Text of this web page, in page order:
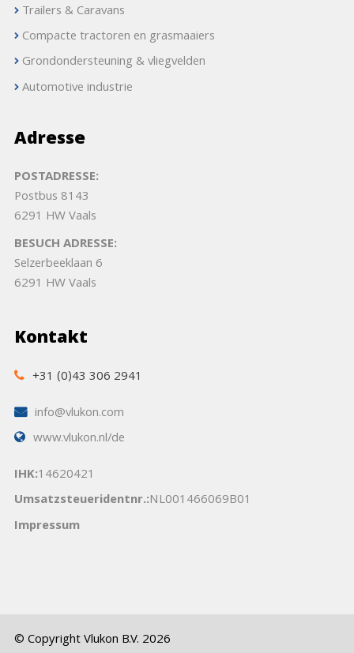
Trailers & Caravans
Compacte tractoren en grasmaaiers
Grondondersteuning & vliegvelden
Automotive industrie
Adresse
POSTADRESSE:
Postbus 8143
6291 HW Vaals
BESUCH ADRESSE:
Selzerbeeklaan 6
6291 HW Vaals
Kontakt
+31 (0)43 306 2941
info@vlukon.com
www.vlukon.nl/de
IHK:14620421
Umsatzsteueridentnr.:NL001466069B01
Impressum
© Copyright Vlukon B.V. 2026